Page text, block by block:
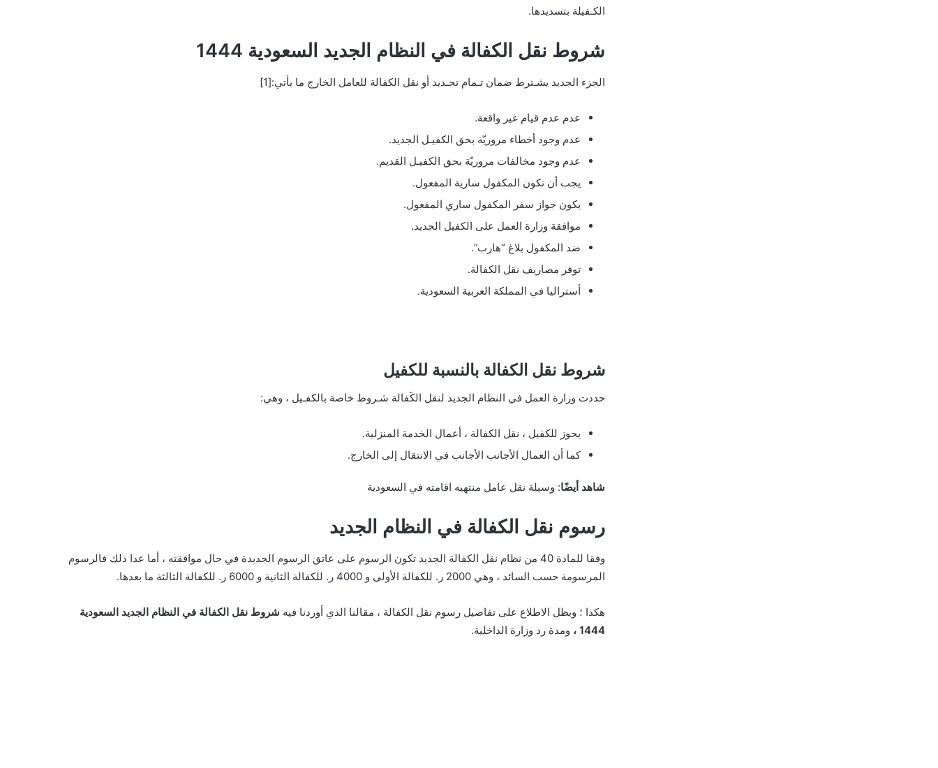
الكـفيلة بتسديدها.
شروط نقل الكفالة في النظام الجديد السعودية 1444
الجزء الجديد يشـترط ضمان تـمام تجـديد أو نقل الكفالة للعامل الخارج ما يأتي:[1]
عدم عدم قيام غير واقعة.
عدم وجود أخطاء مروريّة بحق الكفيـل الجديد.
عدم وجود مخالفات مروريّة بحق الكفيـل القديم.
يجب أن تكون المكفول سارية المفعول.
يكون جواز سفر المكفول ساري المفعول.
موافقة وزارة العمل على الكفيل الجديد.
ضد المكفول بلاغ “هارب”.
توفر مصاريف نقل الكفالة.
أستراليا في المملكة العربية السعودية.
شروط نقل الكفالة بالنسبة للكفيل
حددت وزارة العمل في النظام الجديد لنقل الكَفالة شـروط خاصة بالكفـيل ، وهي:
يجوز للكفيل ، نقل الكفالة ، أعمال الخدمة المنزلية.
كما أن العمال الأجانب الأجانب في الانتقال إلى الخارج.
شاهد أيضًا: وسيلة نقل عامل منتهيه اقامته في السعودية
رسوم نقل الكفالة في النظام الجديد
وفقا للمادة 40 من نظام نقل الكفالة الجديد تكون الرسوم على عاتق الرسوم الجديدة في حال موافقته ، أما عدا ذلك فالرسوم
المرسومة حسب السائد ، وهي 2000 ر. للكفالة الأولى و 4000 ر. للكفالة الثانية و 6000 ر. للكفالة الثالثة ما بعدها.
هكذا ؛ وبظل الاطلاع على تفاصيل رسوم نقل الكفالة ، مقالنا الذي أوردنا فيه شروط نقل الكفالة في النظام الجديد السعودية
1444 ،
ومدة رد وزارة الداخلية.